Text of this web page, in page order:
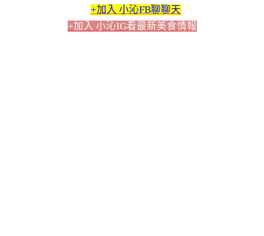
+加入 小沁FB聊聊天
+加入 小沁IG看最新美食情報